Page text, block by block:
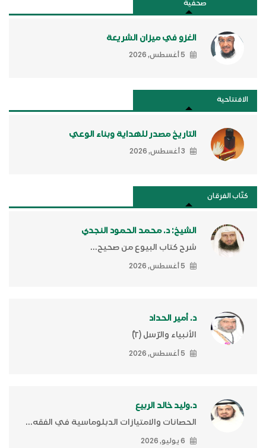
صحفية
الغزو في ميزان الشريعة
5 أغسطس, 2026
الافتتاحية
التاريخ مصدر للهداية وبناء الوعي
3 أغسطس, 2026
كتَّاب الفرقان
الشيخ: د. محمد الحمود النجدي
شرح كتاب البيوع من صحيح...
5 أغسطس, 2026
د. أمير الحداد
الأنبياء والرّسل (٢)ّ
5 أغسطس, 2026
د.وليد خالد الربيع
الحصانات والامتيازات الدبلوماسية في الفقه...
6 يوليو, 2026